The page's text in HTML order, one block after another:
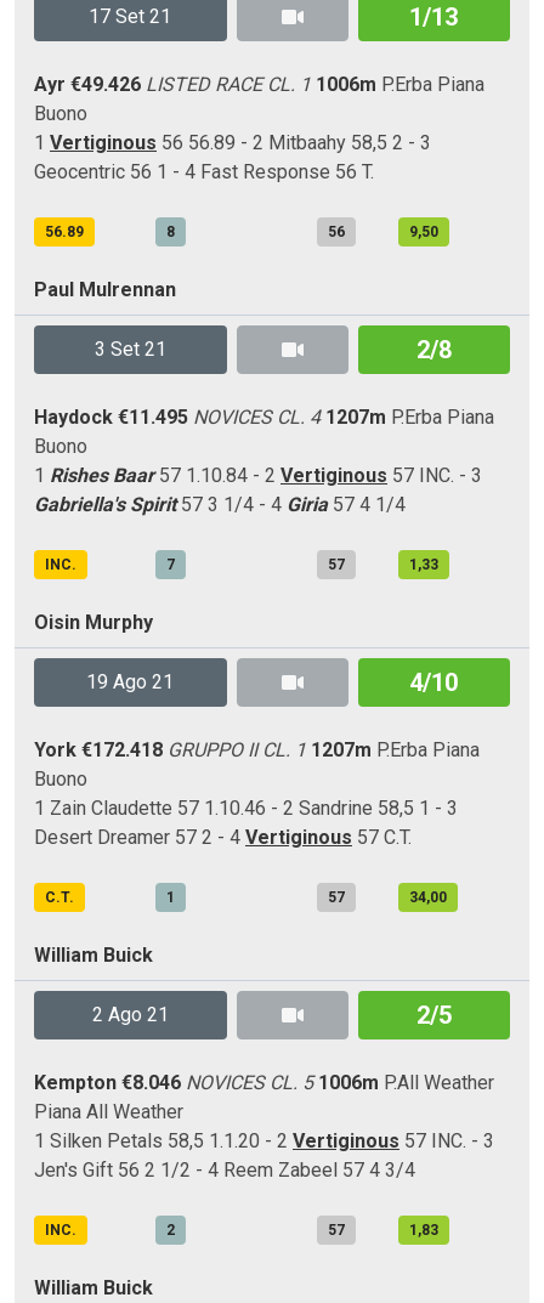
17 Set 21 1/13
Ayr €49.426 LISTED RACE CL. 1 1006m P.Erba Piana
Buono
1 Vertiginous 56 56.89 - 2 Mitbaahy 58,5 2 - 3
Geocentric 56 1 - 4 Fast Response 56 T.
56.89 8 56 9,50
Paul Mulrennan
3 Set 21 2/8
Haydock €11.495 NOVICES CL. 4 1207m P.Erba Piana
Buono
1 Rishes Baar57 1.10.84 - 2 Vertiginous 57 INC. - 3
Gabriella's Spirit57 3 1/4 - 4 Giria57 4 1/4
INC. 7 57 1,33
Oisin Murphy
19 Ago 21 4/10
York €172.418 GRUPPO II CL. 1 1207m P.Erba Piana
Buono
1 Zain Claudette 57 1.10.46 - 2 Sandrine 58,5 1 - 3
Desert Dreamer 57 2 - 4 Vertiginous 57 C.T.
C.T. 1 57 34,00
William Buick
2 Ago 21 2/5
Kempton €8.046 NOVICES CL. 5 1006m P.All Weather
Piana All Weather
1 Silken Petals 58,5 1.1.20 - 2 Vertiginous 57 INC. - 3
Jen's Gift 56 2 1/2 - 4 Reem Zabeel 57 4 3/4
INC. 2 57 1,83
William Buick